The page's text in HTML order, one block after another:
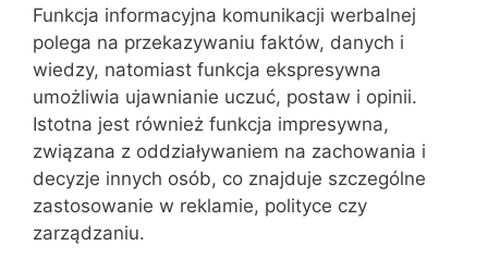
Funkcja informacyjna komunikacji werbalnej
polega na przekazywaniu faktów, danych i
wiedzy, natomiast funkcja ekspresywna
umożliwia ujawnianie uczuć, postaw i opinii.
Istotna jest również funkcja impresywna,
związana z oddziaływaniem na zachowania i
decyzje innych osób, co znajduje szczególne
zastosowanie w reklamie, polityce czy
zarządzaniu.